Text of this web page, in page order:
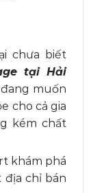
chưa biết
tại Hải
muốn
cho cả gia
kém chất
khám phá
địa chỉ bán